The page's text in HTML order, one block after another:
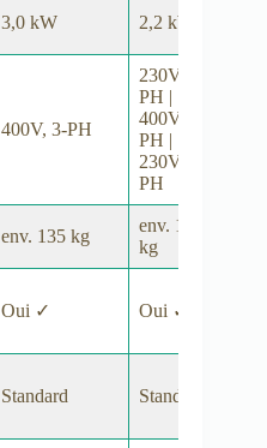
3,0 kW 2,2 kW
400V, 3-PH
230V 1-
PH |
400V 3-
PH |
230V 3-
PH
env. 135 kg
env. 135
kg
Oui ✓ Oui ✓
Standard Standard